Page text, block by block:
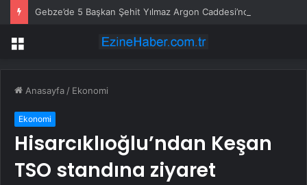
Gebze’de 5 Başkan Şehit Yılmaz Argon Caddesi’nde
Menü
Anasayfa / Ekonomi
Ekonomi
Hisarcıklıoğlu’ndan Keşan
TSO standına ziyaret